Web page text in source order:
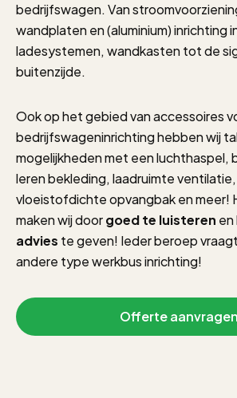
bedrijfswagen. Van
wandplaten en (aluminium) inrichting
ladesystemen, wandkasten tot de
buitenzijde.
Ook op het gebied van accessoires
bedrijfswageninrichting hebben wij
mogelijkheden met een luchthaspel,
leren bekleding, laadruimte
vloeistofdichte opvangbak en meer!
maken wij doorgoed te luisteren
advies te geven! Ieder beroep
andere type werkbus inrichting!
Offerte aanvragen